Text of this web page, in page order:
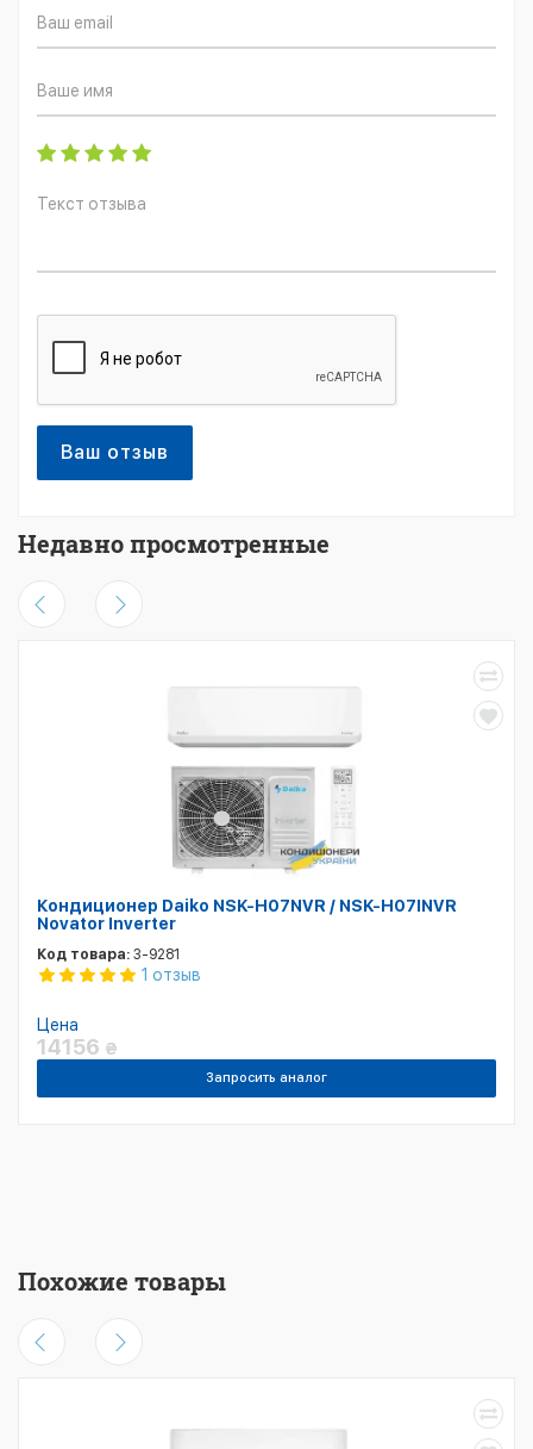
Ваш отзыв
Недавно просмотренные
Кондиционер Daiko NSK-H07NVR / NSK-H07INVR
Novator Inverter
Код товара: 3-9281
1 отзыв
Цена
14156 ₴
Запросить аналог
Похожие товары